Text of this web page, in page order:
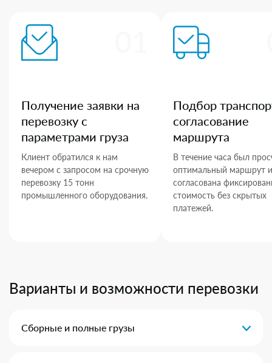
Получение заявки на
перевозку с
параметрами груза
Клиент обратился к нам
вечером с запросом на срочную
перевозку 15 тонн
промышленного оборудования.
Подбор
согласование
маршрута
В течение часа был
оптимальный маршрут и
согласована
стоимость без скрытых
платежей.
Варианты и возможности перевозки
Сборные и полные грузы